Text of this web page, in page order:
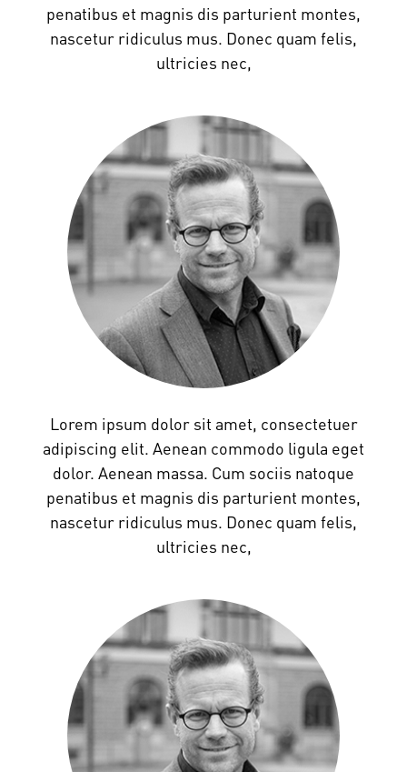
penatibus et magnis dis parturient montes,
nascetur ridiculus mus. Donec quam felis,
ultricies nec,
Lorem ipsum dolor sit amet, consectetuer
adipiscing elit. Aenean commodo ligula eget
dolor. Aenean massa. Cum sociis natoque
penatibus et magnis dis parturient montes,
nascetur ridiculus mus. Donec quam felis,
ultricies nec,